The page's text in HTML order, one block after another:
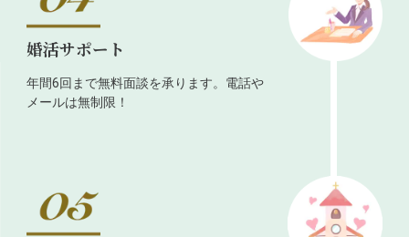
婚活サポート
年間6回まで無料面談を承ります。電話や
メールは無制限！